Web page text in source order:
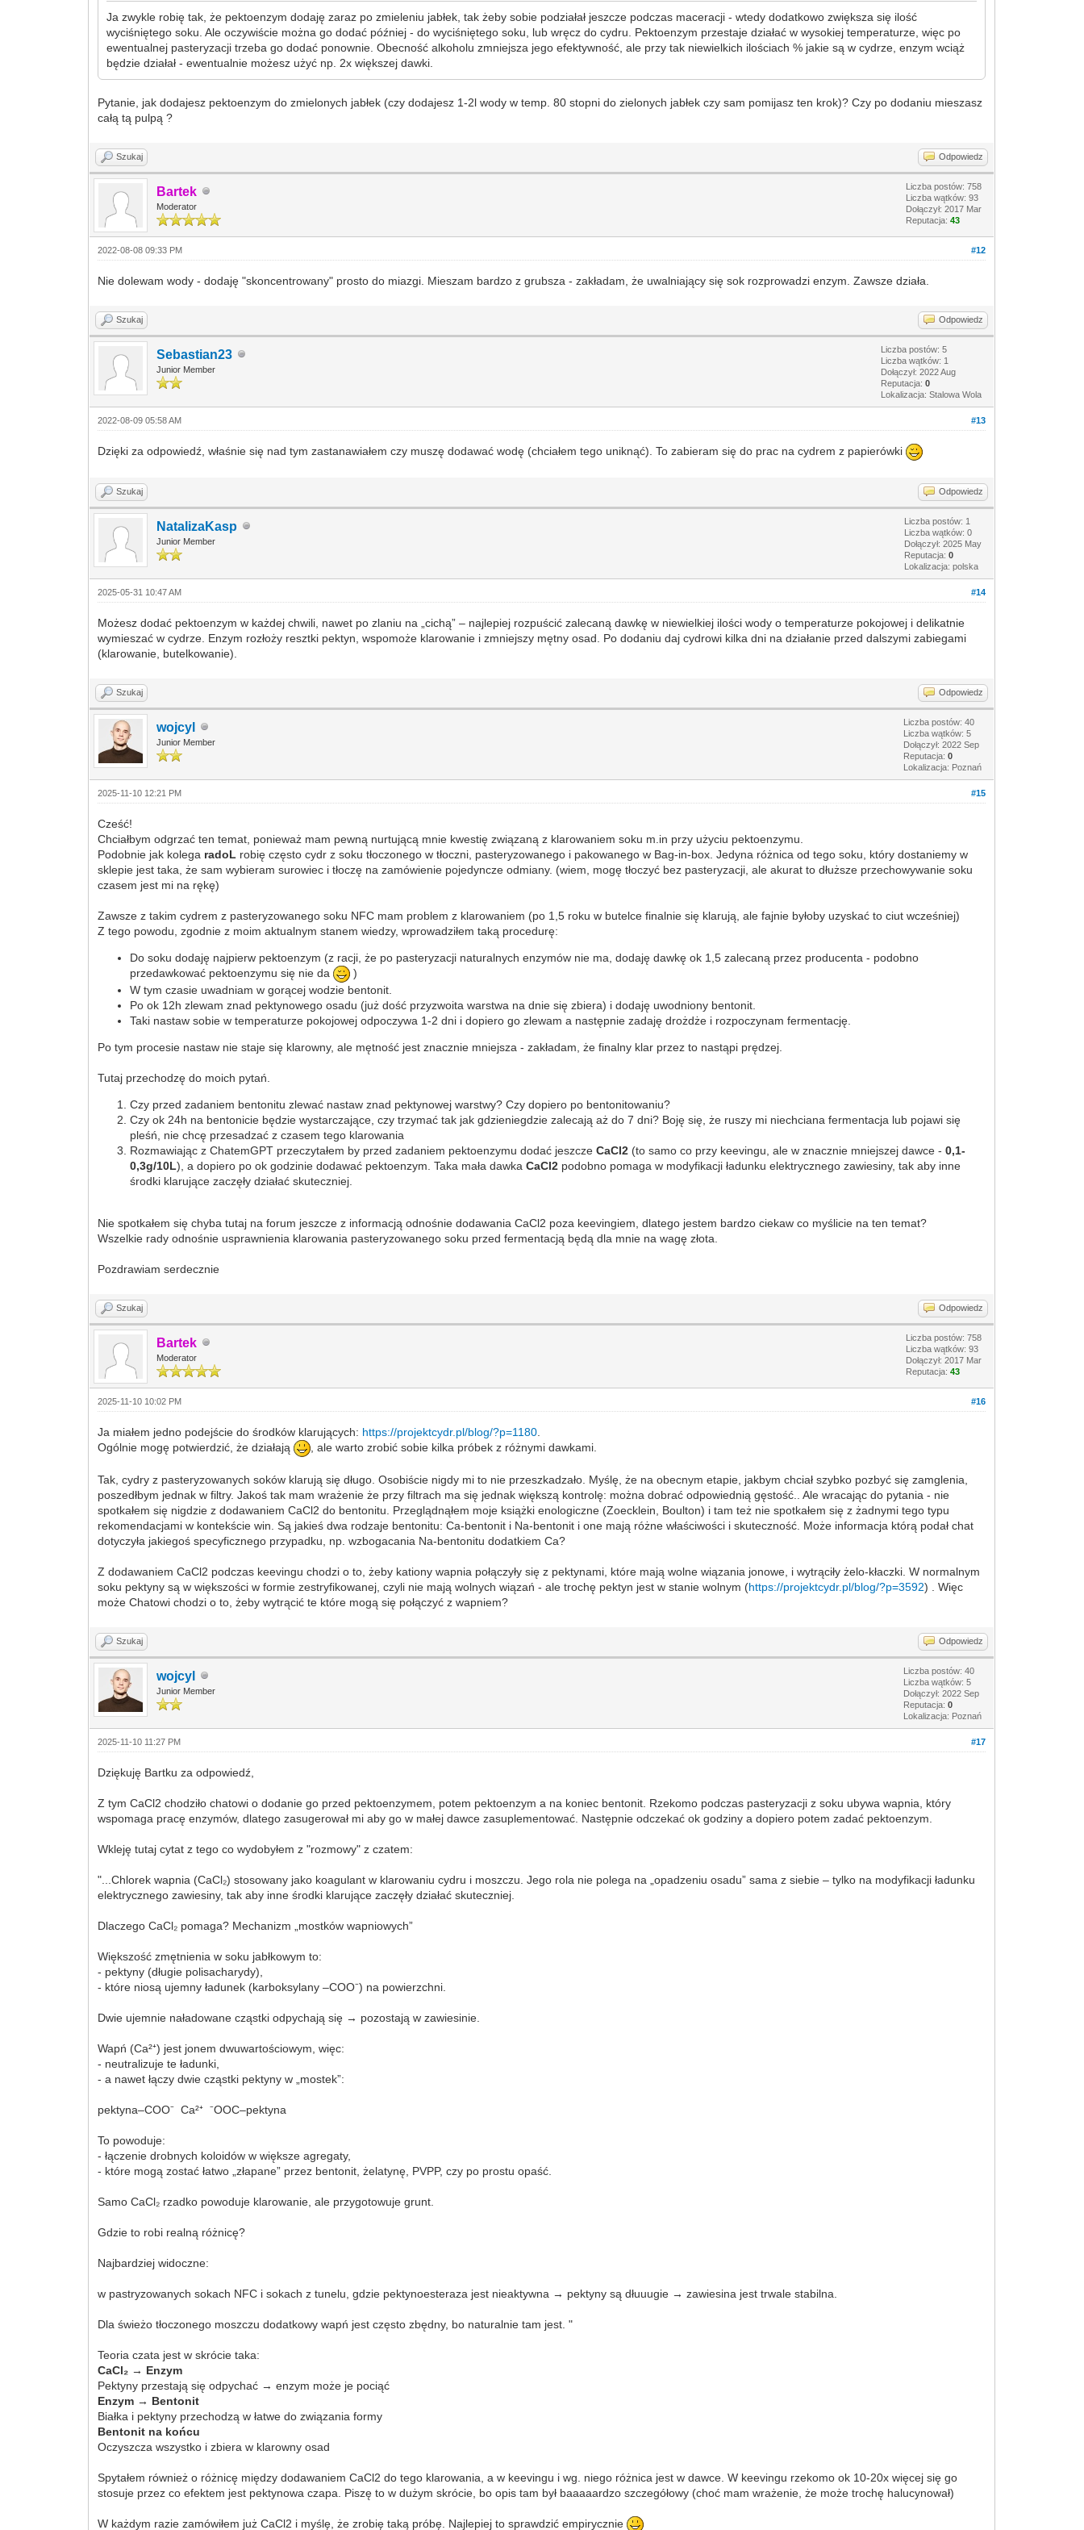
Ja zwykle robię tak, że pektoenzym dodaję zaraz po zmieleniu jabłek, tak żeby sobie podziałał jeszcze podczas maceracji - wtedy dodatkowo zwiększa się ilość
wyciśniętego soku. Ale oczywiście można go dodać później - do wyciśniętego soku, lub wręcz do cydru. Pektoenzym przestaje działać w wysokiej temperaturze, więc po
ewentualnej pasteryzacji trzeba go dodać ponownie. Obecność alkoholu zmniejsza jego efektywność, ale przy tak niewielkich ilościach % jakie są w cydrze, enzym wciąż
będzie działał - ewentualnie możesz użyć np. 2x większej dawki.
Pytanie, jak dodajesz pektoenzym do zmielonych jabłek (czy dodajesz 1-2l wody w temp. 80 stopni do zielonych jabłek czy sam pomijasz ten krok)? Czy po dodaniu mieszasz
całą tą pulpą ?
Szukaj Odpowiedz
Bartek
Moderator
Liczba postów: 758
Liczba wątków: 93
Dołączył: 2017 Mar
Reputacja:43
#12
2022-08-08 09:33 PM
Nie dolewam wody - dodaję "skoncentrowany" prosto do miazgi. Mieszam bardzo z grubsza - zakładam, że uwalniający się sok rozprowadzi enzym. Zawsze działa.
Szukaj Odpowiedz
Sebastian23
Junior Member
Liczba postów: 5
Liczba wątków: 1
Dołączył: 2022 Aug
Reputacja:0
Lokalizacja: Stalowa Wola
#13
2022-08-09 05:58 AM
Dzięki za odpowiedź, właśnie się nad tym zastanawiałem czy muszę dodawać wodę (chciałem tego uniknąć). To zabieram się do prac na cydrem z papierówki
Szukaj Odpowiedz
NatalizaKasp
Junior Member
Liczba postów: 1
Liczba wątków: 0
Dołączył: 2025 May
Reputacja:0
Lokalizacja: polska
#14
2025-05-31 10:47 AM
Możesz dodać pektoenzym w każdej chwili, nawet po zlaniu na „cichą” – najlepiej rozpuścić zalecaną dawkę w niewielkiej ilości wody o temperaturze pokojowej i delikatnie
wymieszać w cydrze. Enzym rozłoży resztki pektyn, wspomoże klarowanie i zmniejszy mętny osad. Po dodaniu daj cydrowi kilka dni na działanie przed dalszymi zabiegami
(klarowanie, butelkowanie).
Szukaj Odpowiedz
wojcyl
Junior Member
Liczba postów: 40
Liczba wątków: 5
Dołączył: 2022 Sep
Reputacja:0
Lokalizacja: Poznań
#15
2025-11-10 12:21 PM
Cześć!
Chciałbym odgrzać ten temat, ponieważ mam pewną nurtującą mnie kwestię związaną z klarowaniem soku m.in przy użyciu pektoenzymu.
Podobnie jak kolega radoL robię często cydr z soku tłoczonego w tłoczni, pasteryzowanego i pakowanego w Bag-in-box. Jedyna różnica od tego soku, który dostaniemy w
sklepie jest taka, że sam wybieram surowiec i tłoczę na zamówienie pojedyncze odmiany. (wiem, mogę tłoczyć bez pasteryzacji, ale akurat to dłuższe przechowywanie soku
czasem jest mi na rękę)
Zawsze z takim cydrem z pasteryzowanego soku NFC mam problem z klarowaniem (po 1,5 roku w butelce finalnie się klarują, ale fajnie byłoby uzyskać to ciut wcześniej)
Z tego powodu, zgodnie z moim aktualnym stanem wiedzy, wprowadziłem taką procedurę:
Do soku dodaję najpierw pektoenzym (z racji, że po pasteryzacji naturalnych enzymów nie ma, dodaję dawkę ok 1,5 zalecaną przez producenta - podobno
przedawkować pektoenzymu się nie da
)
W tym czasie uwadniam w gorącej wodzie bentonit.
Po ok 12h zlewam znad pektynowego osadu (już dość przyzwoita warstwa na dnie się zbiera) i dodaję uwodniony bentonit.
Taki nastaw sobie w temperaturze pokojowej odpoczywa 1-2 dni i dopiero go zlewam a następnie zadaję drożdże i rozpoczynam fermentację.
Po tym procesie nastaw nie staje się klarowny, ale mętność jest znacznie mniejsza - zakładam, że finalny klar przez to nastąpi prędzej.
Tutaj przechodzę do moich pytań.
Czy przed zadaniem bentonitu zlewać nastaw znad pektynowej warstwy? Czy dopiero po bentonitowaniu?
Czy ok 24h na bentonicie będzie wystarczające, czy trzymać tak jak gdzieniegdzie zalecają aż do 7 dni? Boję się, że ruszy mi niechciana fermentacja lub pojawi się
pleśń, nie chcę przesadzać z czasem tego klarowania
Rozmawiając z ChatemGPT przeczytałem by przed zadaniem pektoenzymu dodać jeszczeCaCl2 (to samo co przy keevingu, ale w znacznie mniejszej dawce -0,1-
0,3g/10L), a dopiero po ok godzinie dodawać pektoenzym. Taka mała dawkaCaCl2 podobno pomaga w modyfikacji ładunku elektrycznego zawiesiny, tak aby inne
środki klarujące zaczęły działać skuteczniej.
Nie spotkałem się chyba tutaj na forum jeszcze z informacją odnośnie dodawania CaCl2 poza keevingiem, dlatego jestem bardzo ciekaw co myślicie na ten temat?
Wszelkie rady odnośnie usprawnienia klarowania pasteryzowanego soku przed fermentacją będą dla mnie na wagę złota.
Pozdrawiam serdecznie
Szukaj Odpowiedz
Bartek
Moderator
Liczba postów: 758
Liczba wątków: 93
Dołączył: 2017 Mar
Reputacja:43
#16
2025-11-10 10:02 PM
Ja miałem jedno podejście do środków klarujących: https://projektcydr.pl/blog/?p=1180
Ogólnie mogę potwierdzić, że działają
, ale warto zrobić sobie kilka próbek z różnymi dawkami.
Tak, cydry z pasteryzowanych soków klarują się długo. Osobiście nigdy mi to nie przeszkadzało. Myślę, że na obecnym etapie, jakbym chciał szybko pozbyć się zamglenia,
poszedłbym jednak w filtry. Jakoś tak mam wrażenie że przy filtrach ma się jednak większą kontrolę: można dobrać odpowiednią gęstość.. Ale wracając do pytania - nie
spotkałem się nigdzie z dodawaniem CaCl2 do bentonitu. Przeglądnąłem moje książki enologiczne (Zoecklein, Boulton) i tam też nie spotkałem się z żadnymi tego typu
rekomendacjami w kontekście win. Są jakieś dwa rodzaje bentonitu: Ca-bentonit i Na-bentonit i one mają różne właściwości i skuteczność. Może informacja którą podał chat
dotyczyła jakiegoś specyficznego przypadku, np. wzbogacania Na-bentonitu dodatkiem Ca?
Z dodawaniem CaCl2 podczas keevingu chodzi o to, żeby kationy wapnia połączyły się z pektynami, które mają wolne wiązania jonowe, i wytrąciły żelo-kłaczki. W normalnym
soku pektyny są w większości w formie zestryfikowanej, czyli nie mają wolnych wiązań - ale trochę pektyn jest w stanie wolnym (https://projektcydr.pl/blog/?p=3592) . Więc
może Chatowi chodzi o to, żeby wytrącić te które mogą się połączyć z wapniem?
Szukaj Odpowiedz
wojcyl
Junior Member
Liczba postów: 40
Liczba wątków: 5
Dołączył: 2022 Sep
Reputacja:0
Lokalizacja: Poznań
#17
2025-11-10 11:27 PM
Dziękuję Bartku za odpowiedź,
Z tym CaCl2 chodziło chatowi o dodanie go przed pektoenzymem, potem pektoenzym a na koniec bentonit. Rzekomo podczas pasteryzacji z soku ubywa wapnia, który
wspomaga pracę enzymów, dlatego zasugerował mi aby go w małej dawce zasuplementować. Następnie odczekać ok godziny a dopiero potem zadać pektoenzym.
Wkleję tutaj cytat z tego co wydobyłem z "rozmowy" z czatem:
"...Chlorek wapnia (CaCl₂) stosowany jako koagulant w klarowaniu cydru i moszczu. Jego rola nie polega na „opadzeniu osadu” sama z siebie – tylko na modyfikacji ładunku
elektrycznego zawiesiny, tak aby inne środki klarujące zaczęły działać skuteczniej.
Dlaczego CaCl₂ pomaga? Mechanizm „mostków wapniowych”
Większość zmętnienia w soku jabłkowym to:
- pektyny (długie polisacharydy),
- które niosą ujemny ładunek (karboksylany –COO⁻) na powierzchni.
Dwie ujemnie naładowane cząstki odpychają się → pozostają w zawiesinie.
Wapń (Ca²⁺) jest jonem dwuwartościowym, więc:
- neutralizuje te ładunki,
- a nawet łączy dwie cząstki pektyny w „mostek”:
pektyna–COO⁻ Ca²⁺ ⁻OOC–pektyna
To powoduje:
- łączenie drobnych koloidów w większe agregaty,
- które mogą zostać łatwo „złapane” przez bentonit, żelatynę, PVPP, czy po prostu opaść.
Samo CaCl₂ rzadko powoduje klarowanie, ale przygotowuje grunt.
Gdzie to robi realną różnicę?
Najbardziej widoczne:
w pastryzowanych sokach NFC i sokach z tunelu, gdzie pektynoesteraza jest nieaktywna → pektyny są dłuuugie → zawiesina jest trwale stabilna.
Dla świeżo tłoczonego moszczu dodatkowy wapń jest często zbędny, bo naturalnie tam jest. "
Teoria czata jest w skrócie taka:
CaCl₂ → Enzym
Pektyny przestają się odpychać → enzym może je pociąć
Enzym → Bentonit
Białka i pektyny przechodzą w łatwe do związania formy
Bentonit na końcu
Oczyszcza wszystko i zbiera w klarowny osad
Spytałem również o różnicę między dodawaniem CaCl2 do tego klarowania, a w keevingu i wg. niego różnica jest w dawce. W keevingu rzekomo ok 10-20x więcej się go
stosuje przez co efektem jest pektynowa czapa. Piszę to w dużym skrócie, bo opis tam był baaaaardzo szczegółowy (choć mam wrażenie, że może trochę halucynował)
W każdym razie zamówiłem już CaCl2 i myślę, że zrobię taką próbę. Najlepiej to sprawdzić empirycznie